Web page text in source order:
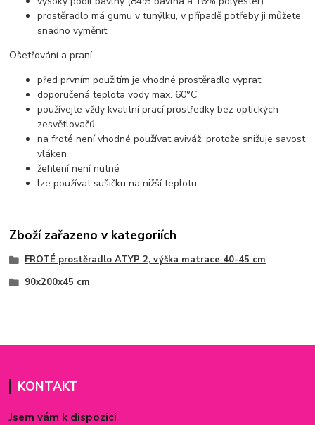
prostěradlo má gumu v tunýlku, v případě potřeby ji můžete
snadno vyměnit
Ošetřování a praní
před prvním použitím je vhodné prostěradlo vyprat
doporučená teplota vody max. 60°C
používejte vždy kvalitní prací prostředky bez optických
zesvětlovačů
na froté není vhodné používat aviváž, protože snižuje savost
vláken
žehlení není nutné
lze používat sušičku na nižší teplotu
Zboží zařazeno v kategoriích
FROTÉ prostěradlo ATYP 2, výška matrace 40-45 cm
90x200x45 cm
KONTAKT
Jsem vám k dispozici